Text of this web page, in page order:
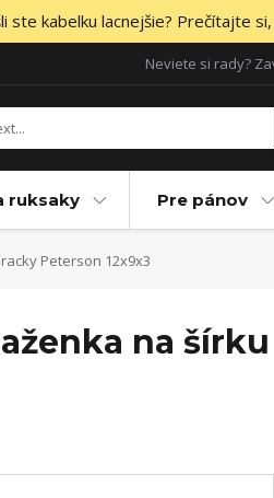
ste kabelku lacnejšie? Prečítajte
Neviete si rady?
ruksaky Pre pánov
Peterson 12x9x3
na